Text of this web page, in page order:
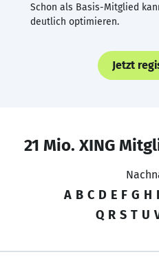
Schon als Basis-Mitglied
deutlich optimieren.
Jetzt
21 Mio. XING
A B C D E F G H I
Q R S T U